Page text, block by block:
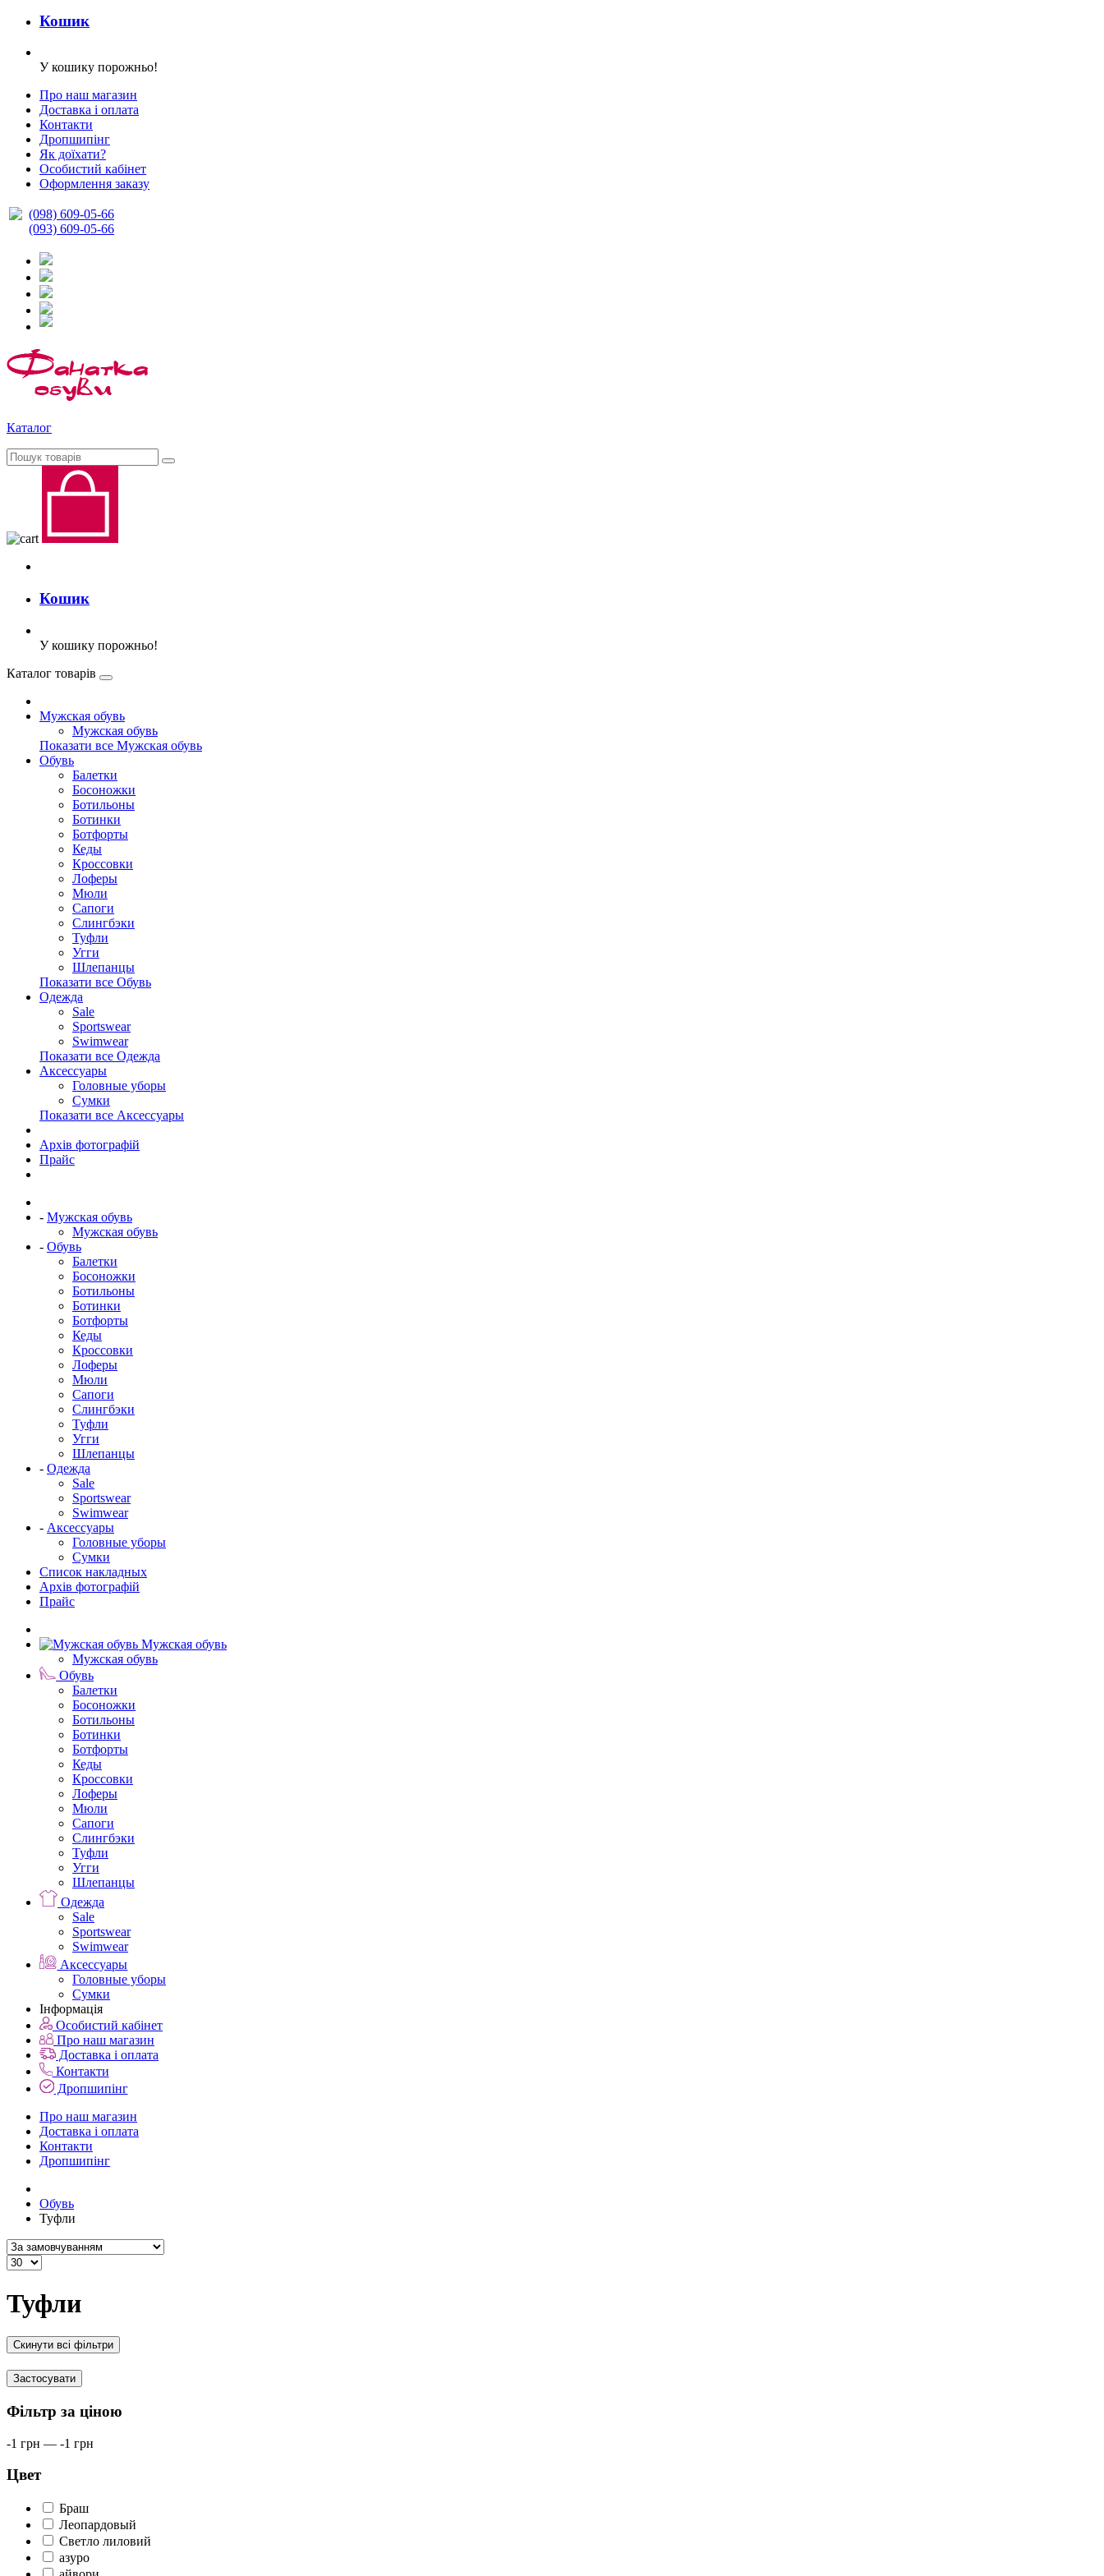
Кошик
У кошику порожньо!
Про наш магазин
Доставка і оплата
Контакти
Дропшипінг
Як доїхати?
Особистий кабінет
Оформлення заказу
(098) 609-05-66
(093) 609-05-66
Каталог
Кошик
У кошику порожньо!
Каталог товарів
Мужская обувь
Мужская обувь
Показати все Мужская обувь
Обувь
Балетки
Босоножки
Ботильоны
Ботинки
Ботфорты
Кеды
Кроссовки
Лоферы
Мюли
Сапоги
Слингбэки
Туфли
Угги
Шлепанцы
Показати все Обувь
Одежда
Sale
Sportswear
Swimwear
Показати все Одежда
Аксессуары
Головные уборы
Сумки
Показати все Аксессуары
Архів фотографій
Прайс
- Мужская обувь
Мужская обувь
- Обувь
Балетки
Босоножки
Ботильоны
Ботинки
Ботфорты
Кеды
Кроссовки
Лоферы
Мюли
Сапоги
Слингбэки
Туфли
Угги
Шлепанцы
- Одежда
Sale
Sportswear
Swimwear
- Аксессуары
Головные уборы
Сумки
Список накладных
Архів фотографій
Прайс
Мужская обувь
Мужская обувь
Обувь
Балетки
Босоножки
Ботильоны
Ботинки
Ботфорты
Кеды
Кроссовки
Лоферы
Мюли
Сапоги
Слингбэки
Туфли
Угги
Шлепанцы
Одежда
Sale
Sportswear
Swimwear
Аксессуары
Головные уборы
Сумки
Інформація
Особистий кабінет
Про наш магазин
Доставка і оплата
Контакти
Дропшипінг
Про наш магазин
Доставка і оплата
Контакти
Дропшипінг
Обувь
Туфли
Туфли
Скинути всі фільтри
Застосувати
Фільтр за ціною
-1 грн — -1 грн
Цвет
Браш
Леопардовый
Светло лиловий
азуро